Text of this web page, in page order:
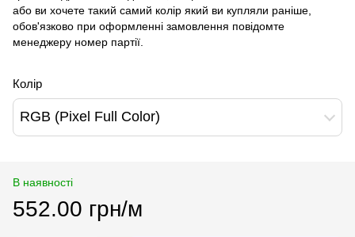
або ви хочете такий самий колір який ви купляли раніше,
обов'язково при оформленні замовлення повідомте
менеджеру номер партії.
Колір
RGB (Pixel Full Color)
В наявності
552.00 грн/м